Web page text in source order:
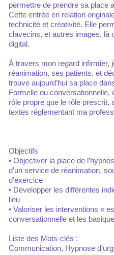
permettre de prendre sa place
Cette entrée en relation
technicité et créativité. Elle
clavecins, et autres images, là
digital.
À travers mon regard infirmier,
réanimation, ses patients, et
trouve aujourd’hui sa place
Formelle ou conversationnelle,
rôle propre que le rôle prescrit,
textes réglementant ma
Objectifs
• Objectiver la place de
d’un service de réanimation,
d’exercice
• Développer les différentes
lieu
• Valoriser les interventions «
conversationnelle et les
Liste des Mots-clés :
Communication, Hypnose